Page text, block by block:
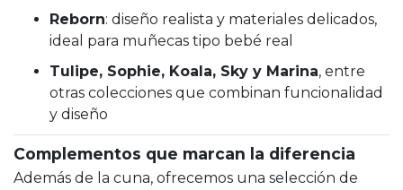
Reborn: diseño realista y materiales delicados,
ideal para muñecas tipo bebé real
Tulipe, Sophie, Koala, Sky y Marina, entre
otras colecciones que combinan funcionalidad
y diseño
Complementos que marcan la diferencia
Además de la cuna, ofrecemos una selección de